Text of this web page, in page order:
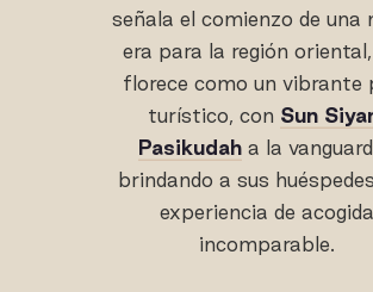
señala el comienzo de una
era para la región oriental,
florece como un vibrante
turístico, con Sun
Pasikudah a la
brindando a sus
experiencia de acogida
incomparable.